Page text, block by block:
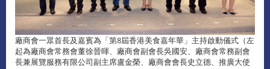
廠商會一眾首長及嘉賓為「第8屆香港美食嘉年華」主持啟動儀式（左
起為廠商會常務會董徐晉暉、廠商會副會長吳國安、廠商會常務副會
長兼展覽服務有限公司副主席盧金榮、廠商會會長史立德、推廣大使